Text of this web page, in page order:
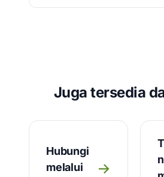
Juga tersedia
Hubungi
melalui
→